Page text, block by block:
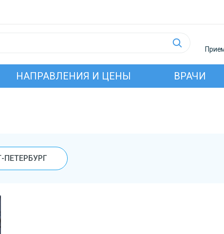
НАПРАВЛЕНИЯ И ЦЕНЫ ВРАЧИ
ПЕТЕРБУРГ